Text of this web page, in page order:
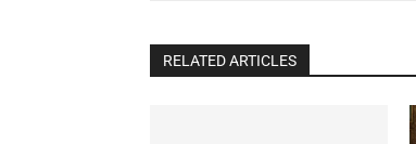
RELATED ARTICLES